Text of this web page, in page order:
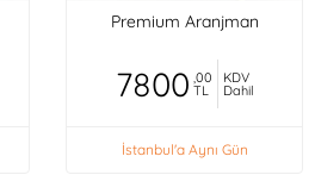
Premium Aranjman
7800 ,00
TL
KDV
Dahil
İstanbul'a Aynı Gün